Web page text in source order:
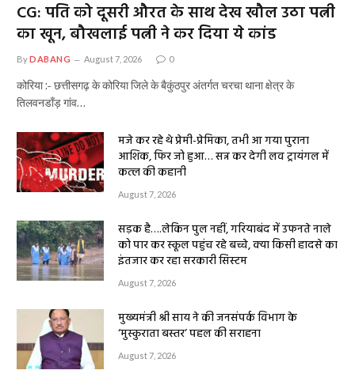
CG: पति को दूसरी औरत के साथ देख खौल उठा पत्नी
का खून, बौखलाई पत्नी ने कर दिया ये कांड
ByDABANG August 7, 2026 0
कोरिया :- छत्तीसगढ़ के कोरिया जिले के बैकुंठपुर अंतर्गत चरचा थाना क्षेत्र के
तिलवनडाँड़ गांव…
मजे कर रहे थे प्रेमी-प्रेमिका, तभी आ गया पुराना
आशिक, फिर जो हुआ… सन्न कर देगी लव ट्रायंगल में
कत्ल की कहानी
August 7, 2026
सड़क है….लेकिन पुल नहीं, गरियाबंद में उफनते नाले
को पार कर स्कूल पहुंच रहे बच्चे, क्या किसी हादसे का
इंतजार कर रहा सरकारी सिस्टम
August 7, 2026
मुख्यमंत्री श्री साय ने की जनसंपर्क विभाग के
‘मुस्कुराता बस्तर’ पहल की सराहना
August 7, 2026